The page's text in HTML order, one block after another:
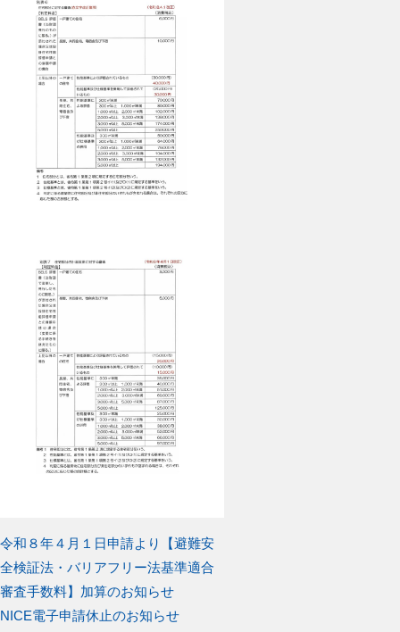
投
稿
ナ
前
の
投
稿:
令和８年４月１日申請より【避難安
全検証法・バリアフリー法基準適合
審査手数料】加算のお知らせ
次
NICE電子申請休止のお知らせ